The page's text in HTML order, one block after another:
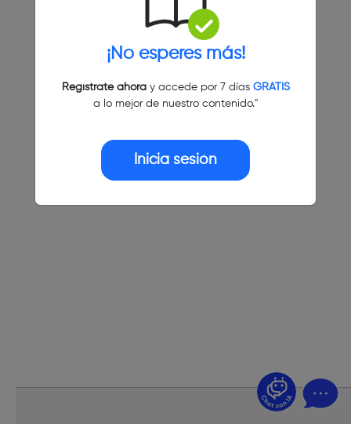
¡No esperes más!
Regístrate ahoray accede por 7 días GRATIS
a lo mejor de nuestro contenido."
Inicia sesión